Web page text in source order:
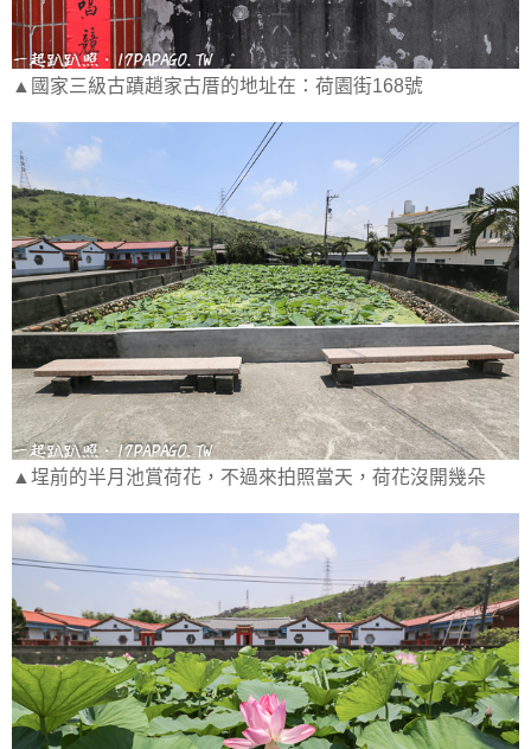
▲國家三級古蹟趙家古厝的地址在：荷園街168號
▲埕前的半月池賞荷花，不過來拍照當天，荷花沒開幾朵